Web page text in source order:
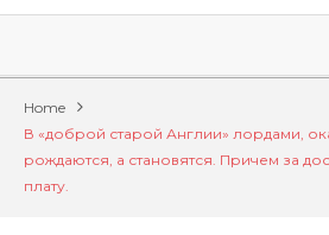
Home
В «доброй старой Англии» лордами,
рождаются, а становятся. Причем за
плату.